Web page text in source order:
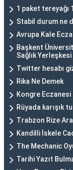
1 paket tereyağı
Stabil durum ne
Avrupa Kale
Başkent
Sağlık Yerleşkesi
Twitter hesabı
Rika Ne Demek
Kongre
Rüyada karışık
Trabzon Rize
Kandilli İskele
The Mechanic
Tarihi Yazıt